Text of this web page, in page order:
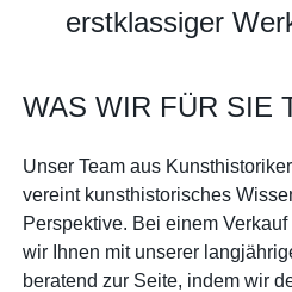
erstklassiger
WAS WIR FÜR SIE
Unser Team aus
vereint kunsthistorisches
Perspektive. Bei einem
wir Ihnen mit unserer
beratend zur Seite, indem wir